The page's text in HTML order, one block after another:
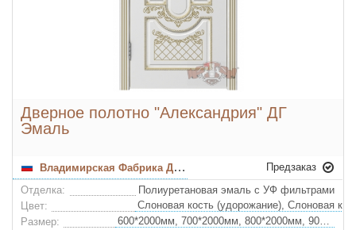
Дверное полотно "Александрия" ДГ
Эмаль
Владимирская Фабрика Дверей
Предзаказ
Отделка:
Полиуретановая эмаль с УФ фильтрами
Цвет:
Размер:
600*2000мм, 700*2000мм, 800*2000мм, 900*2000мм